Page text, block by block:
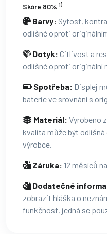
Skóre 80% 1)
Barvy: Sytost,
odlišné oproti
Dotyk: Citlivost a
odlišné oproti originální
Spotřeba: Displej
baterie ve srovnání s
Materiál: Vyrobeno
kvalita může být
výrobce.
Záruka: 12 měsíců
Dodatečné
zobrazit hláška o
funkčnost, jedná se